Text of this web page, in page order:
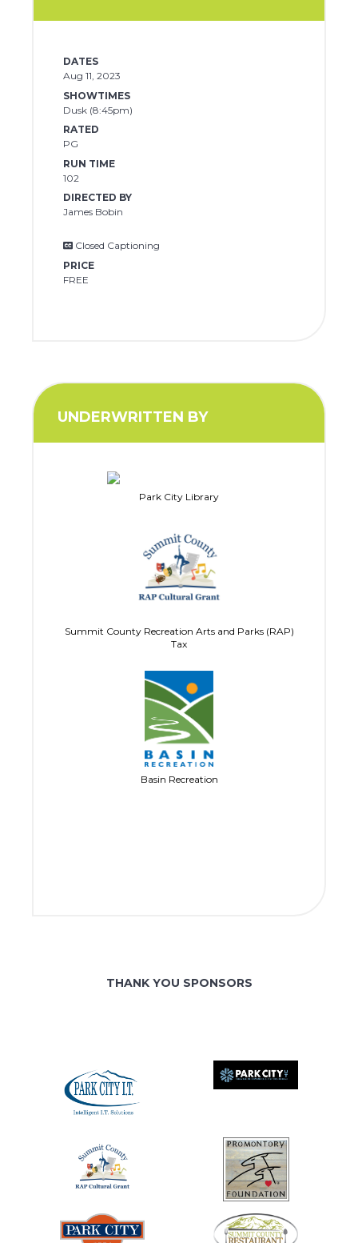
DATES
Aug 11, 2023
SHOWTIMES
Dusk (8:45pm)
RATED
PG
RUN TIME
102
DIRECTED BY
James Bobin
Closed Captioning
PRICE
FREE
UNDERWRITTEN BY
Park City Library
Summit County Recreation Arts and Parks (RAP)
Tax
Basin Recreation
THANK YOU SPONSORS